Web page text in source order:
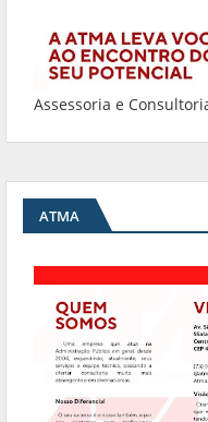
Assessoria e
ATMA